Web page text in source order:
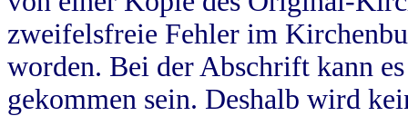
zweifelsfreie Fehler im
worden. Bei der Abschrift kann
gekommen sein. Deshalb wird